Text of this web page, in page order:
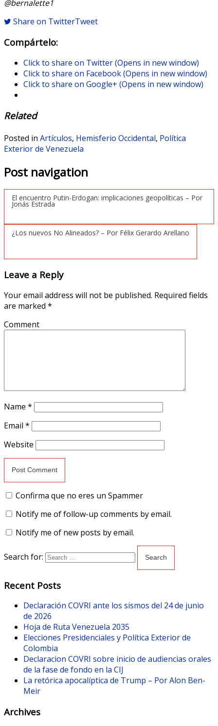
@bernalette1
Share on TwitterTweet
Compártelo:
Click to share on Twitter (Opens in new window)
Click to share on Facebook (Opens in new window)
Click to share on Google+ (Opens in new window)
Related
Posted in Artículos, Hemisferio Occidental, Política
Exterior de Venezuela
Post navigation
El encuentro Putin-Erdogan: implicaciones geopolíticas – Por
Jonás Estrada
¿Los nuevos No Alineados? – Por Félix Gerardo Arellano
Leave a Reply
Your email address will not be published. Required fields
are marked *
Comment
Name *
Email *
Website
Confirma que no eres un Spammer
Notify me of follow-up comments by email.
Notify me of new posts by email.
Search for:
Recent Posts
Declaración COVRI ante los sismos del 24 de junio
de 2026
Hoja de Ruta Venezuela 2035
Elecciones Presidenciales y Política Exterior de
Colombia
Declaracion COVRI sobre inicio de audiencias orales
de la fase de fondo en la CIJ
La retórica apocalíptica de Trump – Por Alon Ben-
Meir
Archives